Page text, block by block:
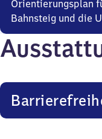
Orientierungsplan
Bahnsteig und die